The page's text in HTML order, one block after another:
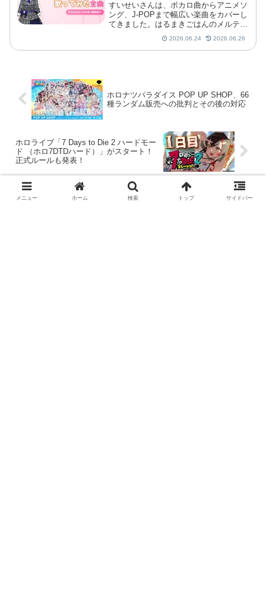
すいせいさんは、ボカロ曲からアニメソ
ング、J-POPまで幅広い楽曲をカバーし
てきました。はるまきごはんのメルティ
ランドナイトメアやナユタン星人のエイ
リアンエイリアン、創聖のアクエリオン
など、原曲のジャンルは多岐にわたりま
2026.06.24 2026.06.26
ホロナツパラダイス POP UP SHOP、66
種ランダム販売への批判とその後の対応
ホロライブ「7 Days to Die 2 ハードモー
ド （ホロ7DTDハード）」がスタート！
正式ルールも発表！
メニュー ホーム 検索 トップ サイドバー